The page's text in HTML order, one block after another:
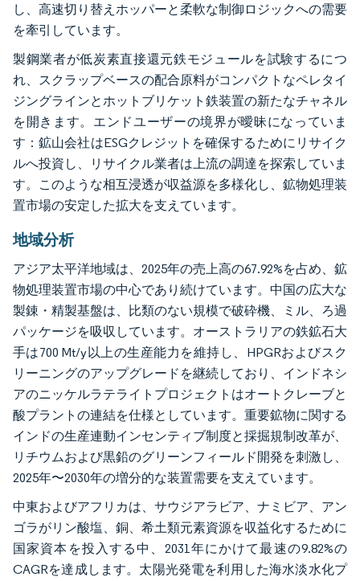
し、高速切り替えホッパーと柔軟な制御ロジックへの需要
を牽引しています。
製鋼業者が低炭素直接還元鉄モジュールを試験するにつ
れ、スクラップベースの配合原料がコンパクトなペレタイ
ジングラインとホットブリケット鉄装置の新たなチャネル
を開きます。エンドユーザーの境界が曖昧になっていま
す：鉱山会社はESGクレジットを確保するためにリサイク
ルへ投資し、リサイクル業者は上流の調達を探索していま
す。このような相互浸透が収益源を多様化し、鉱物処理装
置市場の安定した拡大を支えています。
地域分析
アジア太平洋地域は、2025年の売上高の67.92%を占め、鉱
物処理装置市場の中心であり続けています。中国の広大な
製錬・精製基盤は、比類のない規模で破砕機、ミル、ろ過
パッケージを吸収しています。オーストラリアの鉄鉱石大
手は700 Mt/y以上の生産能力を維持し、HPGRおよびスク
リーニングのアップグレードを継続しており、インドネシ
アのニッケルラテライトプロジェクトはオートクレーブと
酸プラントの連結を仕様としています。重要鉱物に関する
インドの生産連動インセンティブ制度と採掘規制改革が、
リチウムおよび黒鉛のグリーンフィールド開発を刺激し、
2025年〜2030年の増分的な装置需要を支えています。
中東およびアフリカは、サウジアラビア、ナミビア、アン
ゴラがリン酸塩、銅、希土類元素資源を収益化するために
国家資本を投入する中、2031年にかけて最速の9.82%の
CAGRを達成します。太陽光発電を利用した海水淡水化プ